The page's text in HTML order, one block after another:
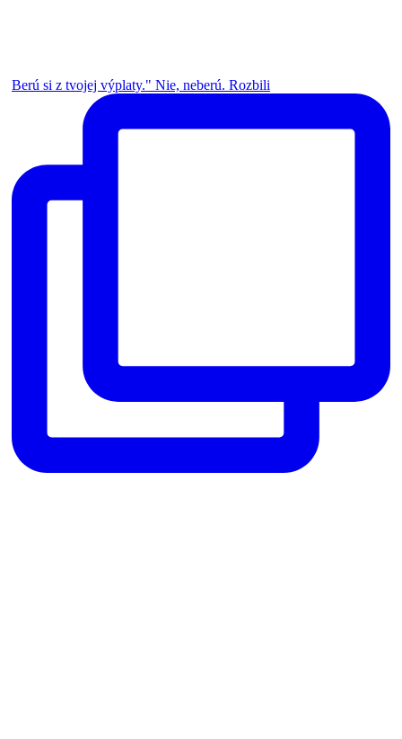
Berú si z tvojej výplaty." Nie, neberú. Rozbili